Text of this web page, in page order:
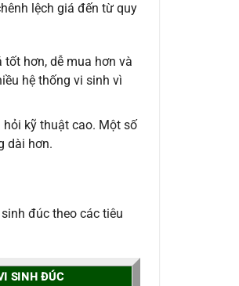
lệch giá đến từ quy
hơn, dễ mua hơn và
hệ thống vi sinh vì
kỹ thuật cao. Một số
dài hơn.
đúc theo các tiêu
SINH ĐÚC